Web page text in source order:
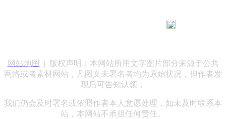
网站地图
| 版权声明：本网站所用文字图片部分来源于公共
网络或者素材网站，凡图文未署名者均为原始状况，但作者发
现后可告知认领，
我们仍会及时署名或依照作者本人意愿处理，如未及时联系本
站，本网站不承担任何责任。